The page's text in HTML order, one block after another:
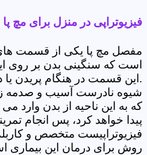
فیزیوتراپی در منزل برای مچ پا
مفصل مچ پا یکی از قسمت
است که سنگینی بدن بر روی
.این قسمت در هنگام پریدن یا
شیوه نادرست آسیب و صدمه
که به این ناحیه از بدن وارد
پیدا خواهد کرد، پس انجام
فیزیوتراپیست متخصص و
روش برای درمان این بیماری